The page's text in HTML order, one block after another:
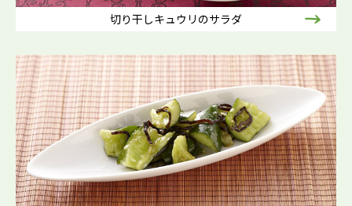
切り干しキュウリのサラダ